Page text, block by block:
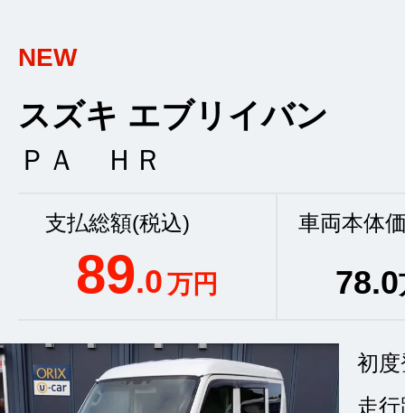
NEW
スズキ エブリイバン
ＰＡ ＨＲ
支払総額(税込)
89.0万円
車両本体
78.0
初
走